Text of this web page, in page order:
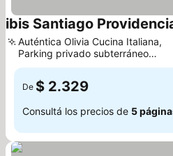
ibis Santiago
Auténtica Olivia Cucina Italiana,
Parking privado subterráneo
seguro
De $ 2.329
Consultá los precios de 5